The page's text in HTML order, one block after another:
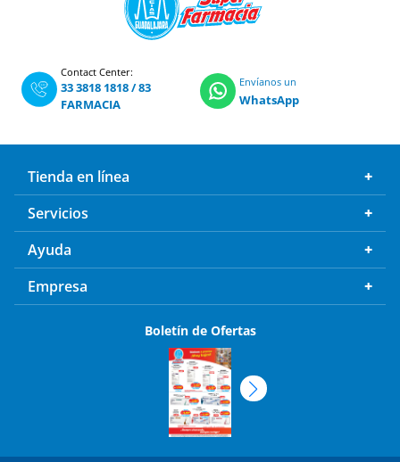
Contact Center:
33 3818 1818/83
FARMACIA
Envíanos un
WhatsApp
Tienda en línea
Servicios
Ayuda
Empresa
Boletín de Ofertas